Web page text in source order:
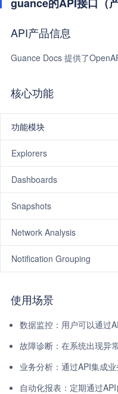
API产品信息
Guance Docs 提供了
核心功能
功能模块
Explorers
Dashboards
Snapshots
Network Analysis
Notification Grouping
使用场景
数据监控：用户可以通过
故障诊断：在系统出现异
业务分析：通过API集成
自动化报表：定期通过